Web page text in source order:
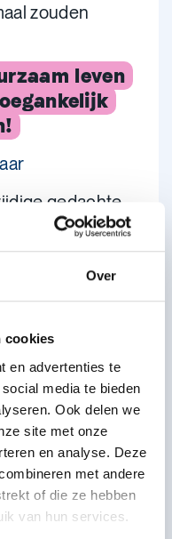
Over
cookies
en advertenties te
media te bieden
Ook delen we
site met onze
en analyse. Deze
met andere
of die ze hebben
van hun services.
zouden
leven
gedachte
De logica
maar het
uit te gaan dat
moet ik ook
probleem
voor
Maar
altijd
het
van